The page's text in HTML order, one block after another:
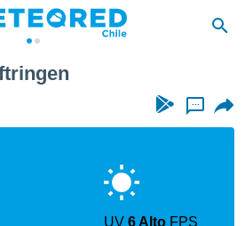
...
UV6 Alto FPS